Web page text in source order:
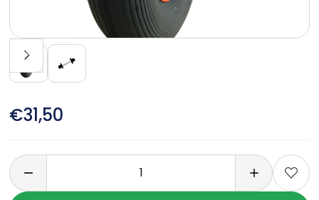
€31,50
